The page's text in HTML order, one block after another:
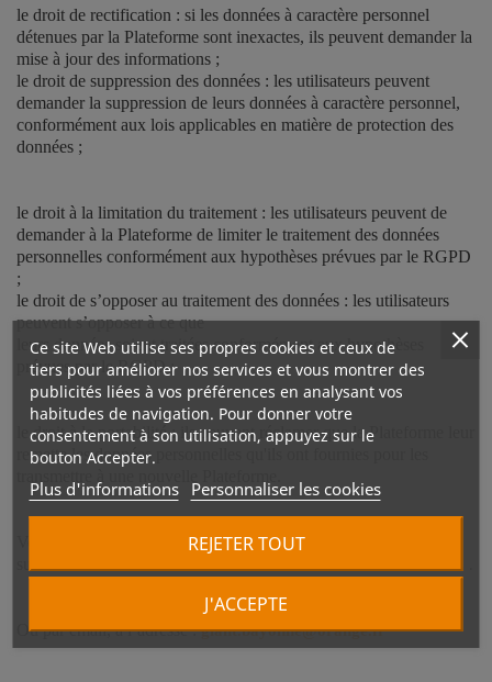
Ce site Web utilise ses propres cookies et ceux de
tiers pour améliorer nos services et vous montrer des
publicités liées à vos préférences en analysant vos
habitudes de navigation. Pour donner votre
consentement à son utilisation, appuyez sur le
bouton Accepter.
Plus d'informations Personnaliser les cookies
REJETER TOUT
J'ACCEPTE
le droit de rectification : si les données à caractère personnel
détenues par la Plateforme sont inexactes, ils peuvent demander la
mise à jour des informations ;
le droit de suppression des données : les utilisateurs peuvent
demander la suppression de leurs données à caractère personnel,
conformément aux lois applicables en matière de protection des
données ;
le droit à la limitation du traitement : les utilisateurs peuvent de
demander à la Plateforme de limiter le traitement des données
personnelles conformément aux hypothèses prévues par le RGPD
;
le droit de s’opposer au traitement des données : les utilisateurs
peuvent s’opposer à ce que
leurs données soient traitées conformément aux hypothèses
prévues par le RGPD ;
le droit à la portabilité : ils peuvent réclamer que la Plateforme leur
remette les données personnelles qu'ils ont fournies pour les
Vous pouvez exercer ce droit en nous contactant, à l’adresse
Ou par email, à l’adresse : giant.bayonne@orange.fr